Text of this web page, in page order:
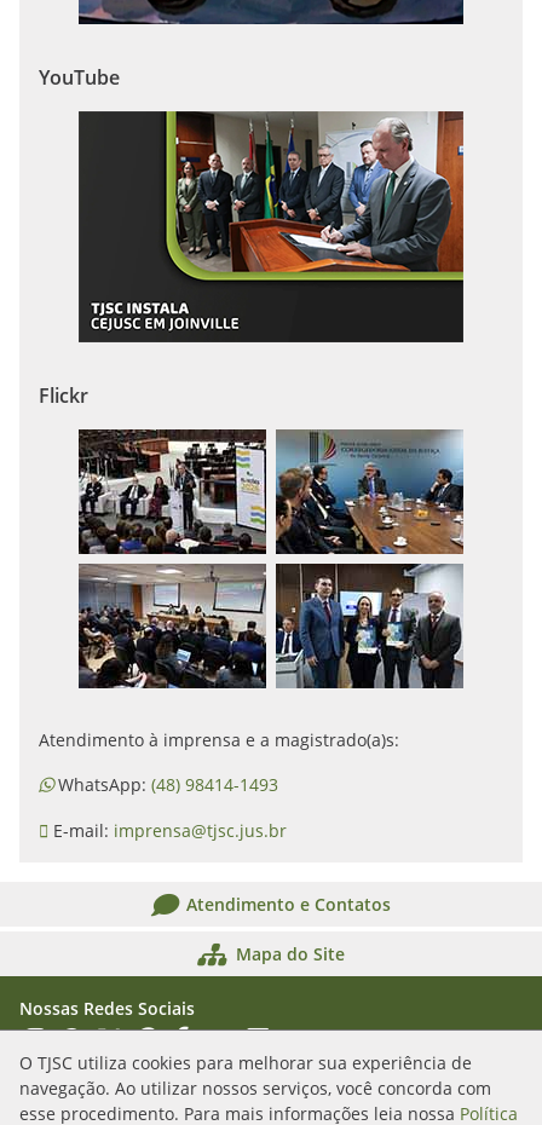
O TJSC utiliza cookies para melhorar sua experiência de
navegação. Ao utilizar nossos serviços, você concorda com
esse procedimento. Para mais informações leia nossa Política
YouTube
Flickr
Atendimento à imprensa e a magistrado(a)s:
WhatsApp: (48) 98414-1493
E-mail: imprensa@tjsc.jus.br
Atendimento e Contatos
Mapa do Site
Nossas Redes Sociais
Acessar Instagram
Acessar WhatsApp
Acessar XAcessar Threads
Acessar Facebook
Acessar YouTube
Acessar Flickr
Acessar SoundCloud
Rua Álvaro Millen da Silveira, n. 208